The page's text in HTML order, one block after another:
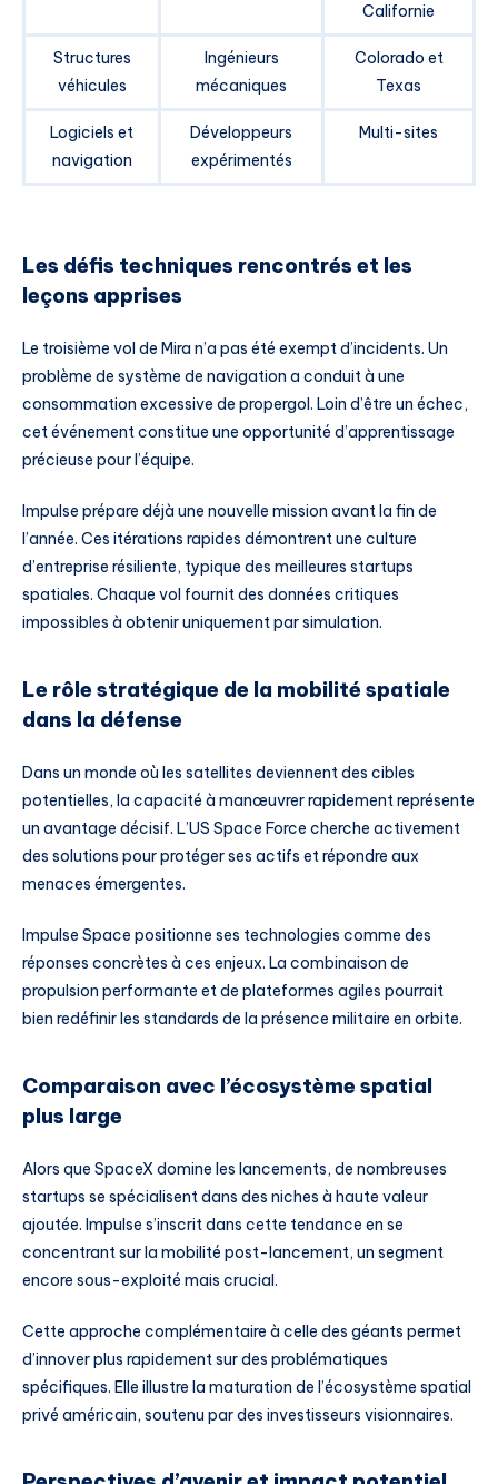
Californie
Structures
véhicules
Ingénieurs
mécaniques
Colorado et
Texas
Logiciels et
navigation
Développeurs
expérimentés
Multi-sites
Les défis techniques rencontrés et les
leçons apprises
Le troisième vol de Mira n’a pas été exempt d’incidents. Un
problème de système de navigation a conduit à une
consommation excessive de propergol. Loin d’être un échec,
cet événement constitue une opportunité d’apprentissage
précieuse pour l’équipe.
Impulse prépare déjà une nouvelle mission avant la fin de
l’année. Ces itérations rapides démontrent une culture
d’entreprise résiliente, typique des meilleures startups
spatiales. Chaque vol fournit des données critiques
impossibles à obtenir uniquement par simulation.
Le rôle stratégique de la mobilité spatiale
dans la défense
Dans un monde où les satellites deviennent des cibles
potentielles, la capacité à manœuvrer rapidement représente
un avantage décisif. L’US Space Force cherche activement
des solutions pour protéger ses actifs et répondre aux
menaces émergentes.
Impulse Space positionne ses technologies comme des
réponses concrètes à ces enjeux. La combinaison de
propulsion performante et de plateformes agiles pourrait
bien redéfinir les standards de la présence militaire en orbite.
Comparaison avec l’écosystème spatial
plus large
Alors que SpaceX domine les lancements, de nombreuses
startups se spécialisent dans des niches à haute valeur
ajoutée. Impulse s’inscrit dans cette tendance en se
concentrant sur la mobilité post-lancement, un segment
encore sous-exploité mais crucial.
Cette approche complémentaire à celle des géants permet
d’innover plus rapidement sur des problématiques
spécifiques. Elle illustre la maturation de l’écosystème spatial
privé américain, soutenu par des investisseurs visionnaires.